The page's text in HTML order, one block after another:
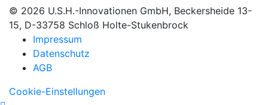
© 2026 U.S.H.-Innovationen GmbH, Beckersheide 13-
15, D-33758 Schloß Holte-Stukenbrock
Impressum
Datenschutz
AGB
Cookie-Einstellungen